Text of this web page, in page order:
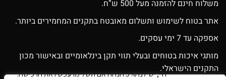
משלוח חינם להזמנה מעל 500 ש”ח.
אתר בטוח לשימוש ותשלום מאובטח בתקנים המחמירים ביותר.
אספקה עד 7 ימי עסקים.
מותגי איכות בטוחים ובעלי תווי תקן בינלאומיים ובאישור מכון
התקנים הישראלי.